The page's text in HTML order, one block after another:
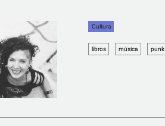
Cultura
libros música punk